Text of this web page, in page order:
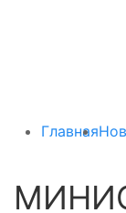
Главная